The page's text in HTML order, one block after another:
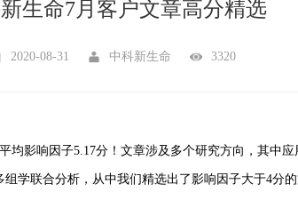
生命7月客户文章高分精选
2020-08-31 中科新生命 3320
均影响因子5.17分！文章涉及多个研究方向，其中
学联合分析，从中我们精选出了影响因子大于4分